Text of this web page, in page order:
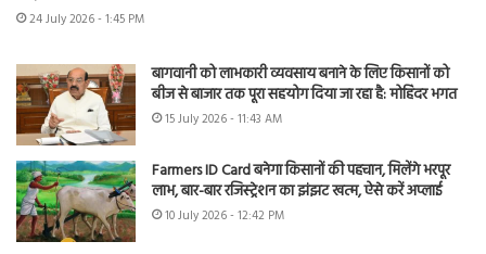
24 July 2026 - 1:45 PM
बागवानी को लाभकारी व्यवसाय बनाने के लिए किसानों को
बीज से बाजार तक पूरा सहयोग दिया जा रहा है: मोहिंदर भगत
15 July 2026 - 11:43 AM
Farmers ID Card बनेगा किसानों की पहचान, मिलेंगे भरपूर
लाभ, बार-बार रजिस्ट्रेशन का झंझट खत्म, ऐसे करें अप्लाई
10 July 2026 - 12:42 PM